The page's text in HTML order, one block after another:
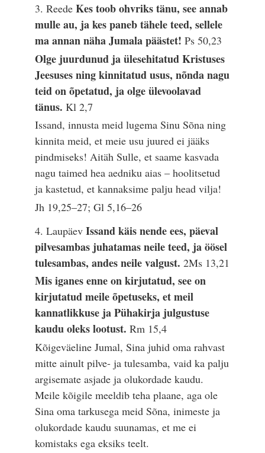
3. ReedeKes toob ohvriks tänu, see annab
mulle au, ja kes paneb tähele teed, sellele
ma annan näha Jumala päästet!Ps 50,23
Olge juurdunud ja ülesehitatud Kristuses
Jeesuses ning kinnitatud usus, nõnda nagu
teid on õpetatud, ja olge ülevoolavad
tänus.Kl 2,7
Issand, innusta meid lugema Sinu Sõna ning
kinnita meid, et meie usu juured ei jääks
pindmiseks! Aitäh Sulle, et saame kasvada
nagu taimed hea aedniku aias – hoolitsetud
ja kastetud, et kannaksime palju head vilja!
Jh 19,25–27; Gl 5,16–26
4. LaupäevIssand käis nende ees, päeval
pilvesambas juhatamas neile teed, ja öösel
tulesambas, andes neile valgust.2Ms 13,21
Mis iganes enne on kirjutatud, see on
kirjutatud meile õpetuseks, et meil
kannatlikkuse ja Pühakirja julgustuse
kaudu oleks lootust.Rm 15,4
Kõigeväeline Jumal, Sina juhid oma rahvast
mitte ainult pilve- ja tulesamba, vaid ka palju
argisemate asjade ja olukordade kaudu.
Meile kõigile meeldib teha plaane, aga ole
Sina oma tarkusega meid Sõna, inimeste ja
olukordade kaudu suunamas, et me ei
komistaks ega eksiks teelt.